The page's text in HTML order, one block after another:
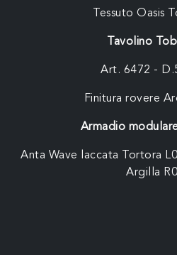
Tessuto Oasis
Tavolino
Art. 6472 -
Finitura rovere
Armadio
Anta Wave laccata Tortora
Argilla